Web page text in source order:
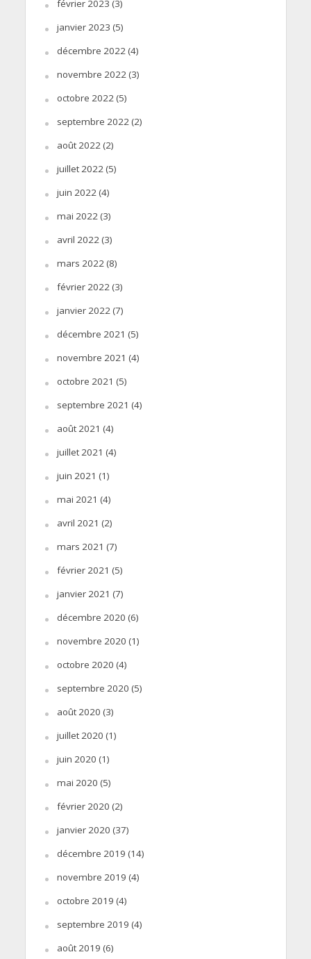
février 2023 (3)
janvier 2023 (5)
décembre 2022(4)
novembre 2022(3)
octobre 2022(5)
septembre 2022(2)
août 2022(2)
juillet 2022(5)
juin 2022(4)
mai 2022(3)
avril 2022(3)
mars 2022(8)
février 2022(3)
janvier 2022(7)
décembre 2021 (5)
novembre 2021 (4)
octobre 2021 (5)
septembre 2021 (4)
août 2021 (4)
juillet 2021 (4)
juin 2021 (1)
mai 2021 (4)
avril 2021 (2)
mars 2021 (7)
février 2021 (5)
janvier 2021 (7)
décembre 2020 (6)
novembre 2020 (1)
octobre 2020 (4)
septembre 2020 (5)
août 2020 (3)
juillet 2020 (1)
juin 2020 (1)
mai 2020 (5)
février 2020 (2)
janvier 2020 (37)
décembre 2019 (14)
novembre 2019 (4)
octobre 2019 (4)
septembre 2019 (4)
août 2019 (6)